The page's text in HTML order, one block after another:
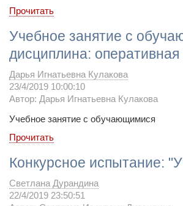
Прочитать
Учебное занятие с
дисциплина: оперативная
Дарья Игнатьевна Кулакова
23/4/2019 10:00:10
Автор: Дарья Игнатьевна Кулакова
Учебное занятие с обучающимися
Прочитать
Конкурсное испытание:
Светлана Дурандина
22/4/2019 23:50:51